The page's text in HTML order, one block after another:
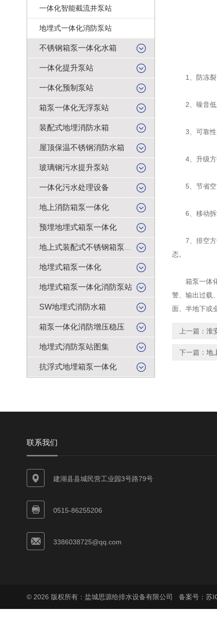
一体化智能截流井泵站
地埋式一体化消防泵站
不锈钢箱泵一体化水箱
一体化提升泵站
一体化预制泵站
箱泵一体化无浮泵站
装配式地埋消防水箱
屋顶保温不锈钢消防水箱
玻璃钢污水提升泵站
一体化污水处理设备
地上消防箱泵一体化
预埋地埋式箱泵一体化
地埋式箱泵一体化
地埋式箱泵一体化消防泵站
SW地埋式消防水箱
箱泵一体化消防增压稳压
地埋式消防泵站图集
抗浮式地埋箱泵一体化
1、防冻裂
2、噪音低
3、可靠性
4、升级方
5、节省空
6、移动拆卸
7、排空方便
态。
箱泵一体化
警、输出过载
面、半地下或
上一篇： 淮
下一篇： 地
联系我们
建湖县县城民营工业园3号路79号
0515-86255206
3386038725@qq.com
© 2026 版权所有：盐城思源给排水设备有限公司 备案号：苏